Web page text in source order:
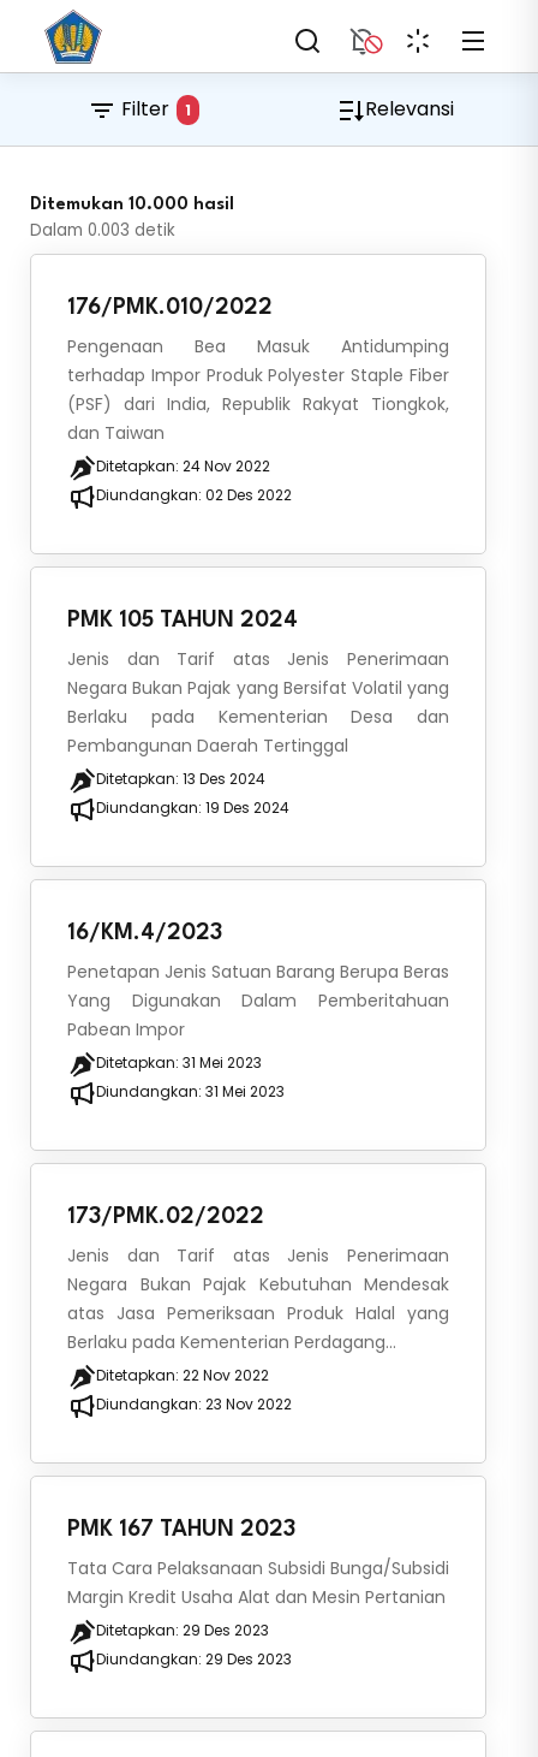
Filter 1 Relevansi
Ditemukan 10.000 hasil
Dalam 0.003 detik
176/PMK.010/2022
Pengenaan Bea Masuk Antidumping
terhadap Impor Produk Polyester Staple Fiber
(PSF) dari India, Republik Rakyat Tiongkok,
dan Taiwan
Ditetapkan: 24 Nov 2022
Diundangkan: 02 Des 2022
PMK 105 TAHUN 2024
Jenis dan Tarif atas Jenis Penerimaan
Negara Bukan Pajak yang Bersifat Volatil yang
Berlaku pada Kementerian Desa dan
Pembangunan Daerah Tertinggal
Ditetapkan: 13 Des 2024
Diundangkan: 19 Des 2024
16/KM.4/2023
Penetapan Jenis Satuan Barang Berupa Beras
Yang Digunakan Dalam Pemberitahuan
Pabean Impor
Ditetapkan: 31 Mei 2023
Diundangkan: 31 Mei 2023
173/PMK.02/2022
Jenis dan Tarif atas Jenis Penerimaan
Negara Bukan Pajak Kebutuhan Mendesak
atas Jasa Pemeriksaan Produk Halal yang
Berlaku pada Kementerian Perdagang...
Ditetapkan: 22 Nov 2022
Diundangkan: 23 Nov 2022
PMK 167 TAHUN 2023
Tata Cara Pelaksanaan Subsidi Bunga/Subsidi
Margin Kredit Usaha Alat dan Mesin Pertanian
Ditetapkan: 29 Des 2023
Diundangkan: 29 Des 2023